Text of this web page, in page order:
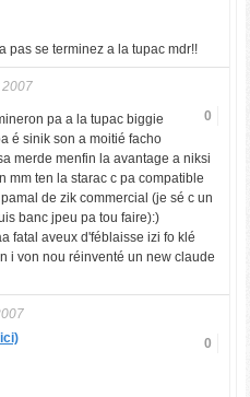
pas se terminez a la tupac mdr!!
2007
0
pa a la tupac biggie
é sinik son a moitié facho
merde menfin la avantage a niksi
mm ten la starac c pa compatible
de zik commercial (je sé c un
banc jpeu pa tou faire):)
fatal aveux d'féblaisse izi fo klé
i von nou réinventé un new claude
0